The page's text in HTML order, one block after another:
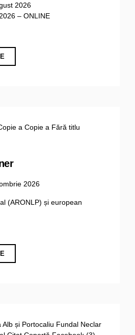
2026
– ONLINE
2026
(ARONLP) și european